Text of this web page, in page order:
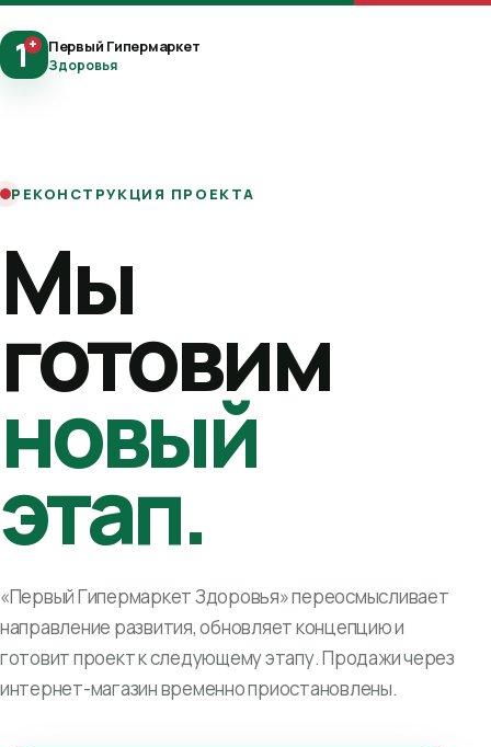
1+ Первый Гипермаркет
Здоровья
РЕКОНСТРУКЦИЯ ПРОЕКТА
Мы
готовим
новый
этап.
«Первый Гипермаркет Здоровья» переосмысливает
направление развития, обновляет концепцию и
готовит проект к следующему этапу. Продажи через
интернет-магазин временно приостановлены.